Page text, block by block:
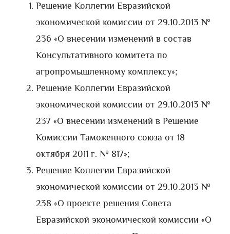
Решение Коллегии Евразийской
экономической комиссии от 29.10.2013 №
236 «О внесении изменений в состав
Консультативного комитета по
агропромышленному комплексу»;
Решение Коллегии Евразийской
экономической комиссии от 29.10.2013 №
237 «О внесении изменений в Решение
Комиссии Таможенного союза от 18
октября 2011 г. № 817»;
Решение Коллегии Евразийской
экономической комиссии от 29.10.2013 №
238 «О проекте решения Совета
Евразийской экономической комиссии «О